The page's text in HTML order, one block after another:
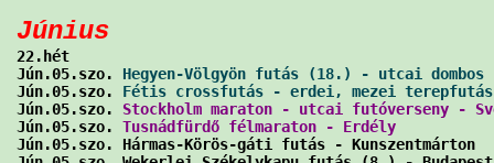
Június
22.hét
Jún.05.szo. Hegyen-Völgyön futás (18.) - utcai
Jún.05.szo. Fétis crossfutás - erdei, mezei terepfutás
Jún.05.szo. Stockholm maraton - utcai futóverseny -
Jún.05.szo. Tusnádfürdő félmaraton - Erdély
Jún.05.szo. Hármas-Körös-gáti futás -